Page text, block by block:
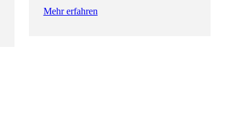
Mehr erfahren